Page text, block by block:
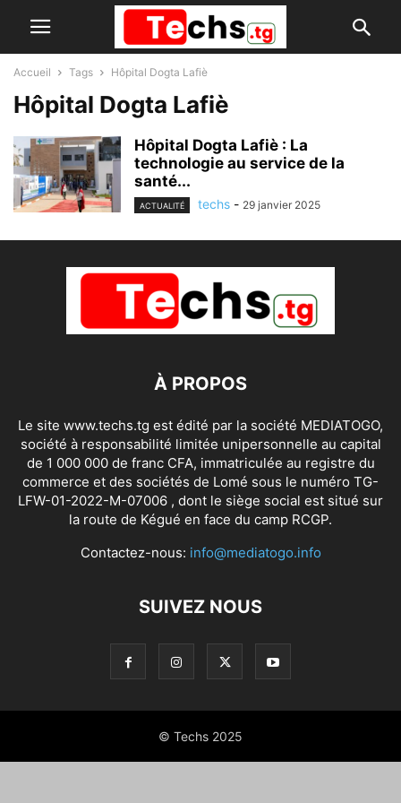
Accueil Tags Hôpital Dogta Lafiè
Hôpital Dogta Lafiè
Hôpital Dogta Lafiè : La
technologie au service de la
santé...
ACTUALITÉ techs - 29 janvier 2025
À PROPOS
Le site www.techs.tg est édité par la société MEDIATOGO,
société à responsabilité limitée unipersonnelle au capital
de 1 000 000 de franc CFA, immatriculée au registre du
commerce et des sociétés de Lomé sous le numéro TG-
LFW-01-2022-M-07006 , dont le siège social est situé sur
la route de Kégué en face du camp RCGP.
Contactez-nous: info@mediatogo.info
SUIVEZ NOUS
© Techs 2025